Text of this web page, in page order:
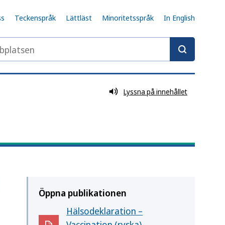
Teckenspråk Lättläst Minoritetsspråk In English
Lyssna på innehållet
Öppna publikationen
Hälsodeklaration –